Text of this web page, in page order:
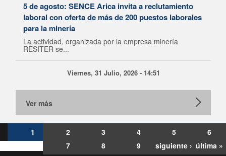
5 de agosto: SENCE Arica invita a reclutamiento
laboral con oferta de más de 200 puestos laborales
para la minería
La actividad, organizada por la empresa minería
RESITER se...
Viernes, 31 Julio, 2026 - 14:51
Ver más
1 2 3 4 5
6
7
8 9 siguiente › última »